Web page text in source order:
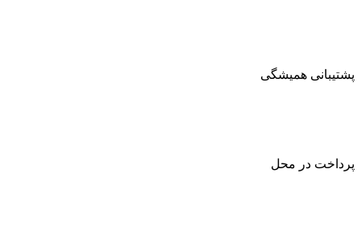
پشتیبانی همیشگی
پرداخت در محل